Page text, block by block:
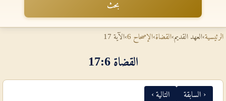
بحث
الرئيسية›العهد القديم›القضاة›الإصحاح 6 ›الآية 17
القضاة 6‏:‏17
‹ السابقة التالية ›